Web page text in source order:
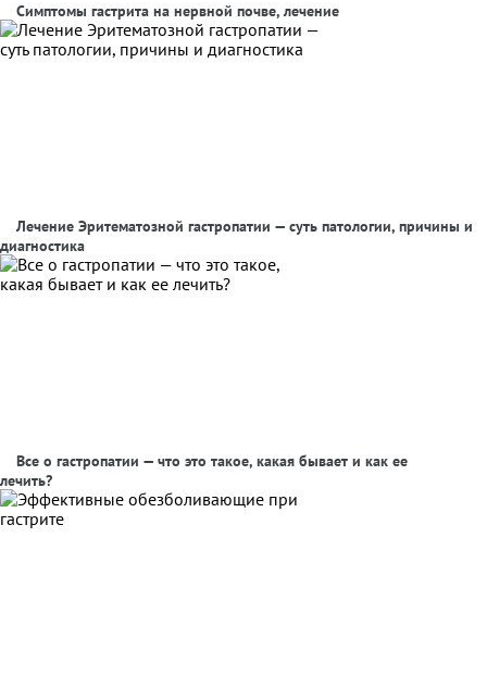
Симптомы гастрита на нервной почве, лечение
Лечение Эритематозной гастропатии — суть патологии, причины и
диагностика
Все о гастропатии — что это такое, какая бывает и как ее
лечить?